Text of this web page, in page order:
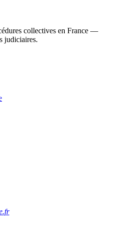
collectives en France —
judiciaires.